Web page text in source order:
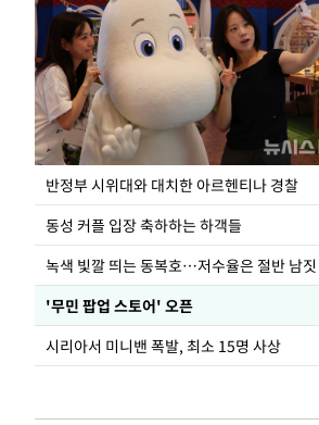
반정부 시위대와 대치한 아르헨티나 경찰
동성 커플 입장 축하하는 하객들
녹색 빛깔 띄는 동복호…저수율은 절반 남짓
'무민 팝업 스토어' 오픈
시리아서 미니밴 폭발, 최소 15명 사상